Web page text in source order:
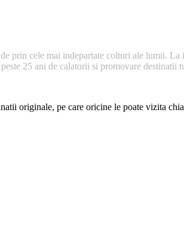
prin cele mai indepartate colturi ale lumii.
25 ani de calatorii si promovare destinatii
originale, pe care oricine le poate vizita